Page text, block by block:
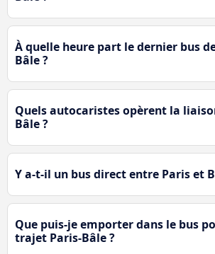
À quelle heure part le dernier bus
Bâle ?
Quels autocaristes opèrent la
Bâle ?
Y a-t-il un bus direct entre Paris et
Que puis-je emporter dans le bus
trajet Paris-Bâle ?